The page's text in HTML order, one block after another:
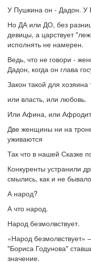
У Пушкина он - Дадон. У
Но ДА или ДО, без
девицы, а царствует
исполнять не намерен.
Ведь, что не говори -
Дадон, когда он глава
Закон такой для хозяина
или власть, или любовь.
Или Афина, или
Две женщины ни на
уживаются
Так что в нашей Сказке
Конкуренты устранили
смылись, как и не
А народ?
А что народ.
Народ безмолвствует.
«Народ безмолвствует»
"Бориса Годунова"
значение.